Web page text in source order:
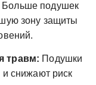
Больше подушек
зону защиты
травм: Подушки
и снижают риск